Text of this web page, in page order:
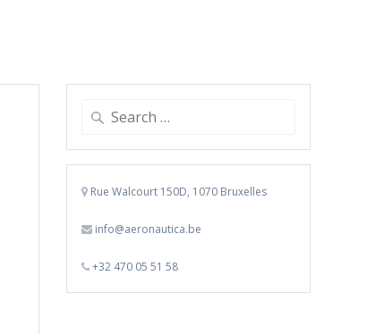
Search
Rue Walcourt 150D, 1070 Bruxelles
info@aeronautica.be
+32 470 05 51 58